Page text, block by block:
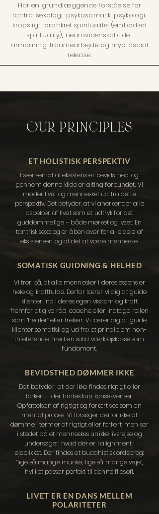
Har en grundlæggende forståelse for
tantra, sexologi, psykosomatik, psykologi,
kropsligt forankret spiritualitet (embodied
spirituality), neurovidenskab, de-
armouring, traumearbejde og myofascial
release.
OUR PRINCIPLES
ET HOLISTISK PERSPEKTIV
Essensen af al eksistens er bevidsthed, og
gennem denne kilde er alting forbundet. Vi
møder livet og mennesket ud fra dette
perspektiv. Det betyder, at vi anerkender alle
aspekter af livet som et udtryk for det
guddommelige – både mørket og lyset. En
tantrisk sexolog er åben over for alle dele af
eksistensen og af det at være menneske.
SOMATISK GUIDNING & HELHED
Vi tror på, at alle mennesker i deres essens er
hele og kraftfulde. Derfor lærer vi dig at guide
klienter ind i deres egen visdom og kraft
fremfor at give råd, coache eller indtage rollen
som “healer” eller frelser.Vi lærer dig at guide
klienter somatisk og ud fra et princip om non-
inteference, med en solid værktøjskasse som
fundament.
BEVIDSTHED DØMMER IKKE
Det betyder,at der ikke findes rigtigt eller
forkert – der findes kun konsekvenser.
Opfattelsen af rigtigt og forkert ses som en
mental proces.Vi forsøger derfor ikke at
dømme i termer af rigtigt eller forkert, men ser
i stedet på et menneskes unikke livsrejse og
undersøger, hvad der er i alignment i
øjeblikket. Der findes et buddhistisk ordsprog:
“lige så mange munke, lige så mange veje”,
hvilket passer perfekt til denne filosofi.
LIVET ER EN DANS MELLEM
POLARITETER